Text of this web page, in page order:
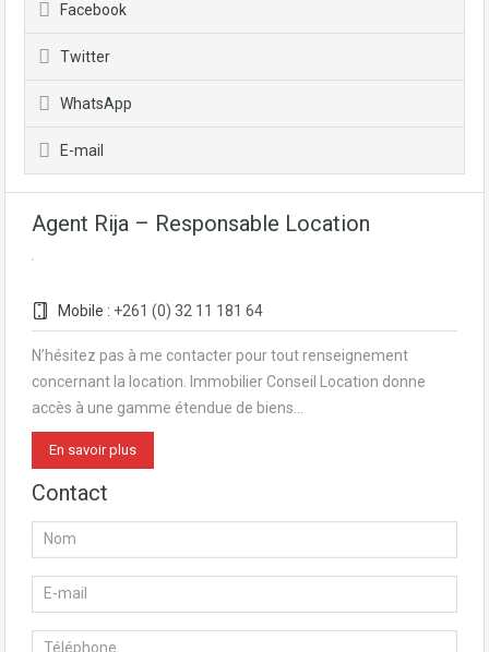
Facebook
Twitter
WhatsApp
E-mail
Agent Rija – Responsable Location
Mobile : +261 (0) 32 11 181 64
N’hésitez pas à me contacter pour tout renseignement
concernant la location. Immobilier Conseil Location donne
accès à une gamme étendue de biens…
En savoir plus
Contact